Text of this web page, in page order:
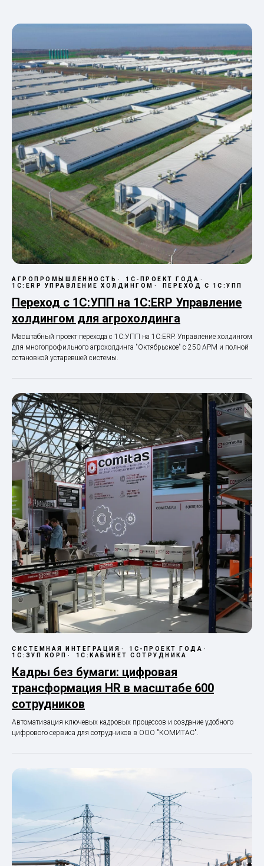
АГРОПРОМЫШЛЕННОСТЬ
1С-ПРОЕКТ ГОДА
1С:ERP УПРАВЛЕНИЕ ХОЛДИНГОМ
ПЕРЕХОД С 1С:УПП
Переход с 1С:УПП на 1С:ERP Управление
холдингом для агрохолдинга
Масштабный проект перехода с 1С:УПП на 1С:ERP. Управление холдингом
для многопрофильного агрохолдинга "Октябрьское" с 250 АРМ и полной
остановкой устаревшей системы.
СИСТЕМНАЯ ИНТЕГРАЦИЯ
1С-ПРОЕКТ ГОДА
1С:ЗУП КОРП
1С:КАБИНЕТ СОТРУДНИКА
Кадры без бумаги: цифровая
трансформация HR в масштабе 600
сотрудников
Автоматизация ключевых кадровых процессов и создание удобного
цифрового сервиса для сотрудников в ООО "КОМИТАС".